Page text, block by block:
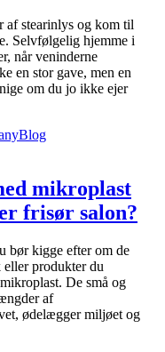
af stearinlys og kom til
Selvfølgelig hjemme i
når veninderne
en stor gave, men en
om du jo ikke ejer
Blog
mikroplast
frisør salon?
bør kigge efter om de
produkter du
De små og
af
ødelægger miljøet og